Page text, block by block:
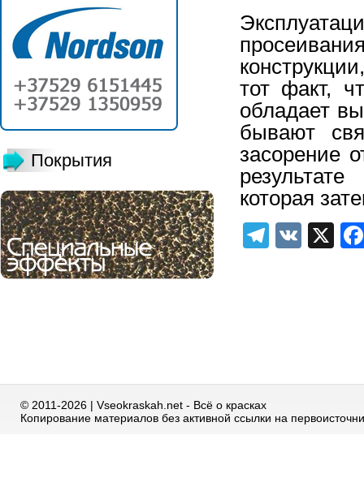
Покрытия
тот факт,
обладает
бывают
засорение
которая
VK X
© 2011-2026 | Vseokraskah.net - Всё о красках
Копирование материалов без активной ссылки на